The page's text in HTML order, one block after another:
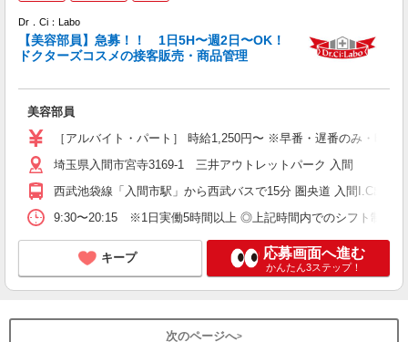
Dr．Ci：Labo
【美容部員】急募！！ 1日5H〜週2日〜OK！
ドクターズコスメの接客販売・商品管理
美容部員
［アルバイト・パート］ 時給1,250円〜 ※早番・遅番のみ・時
埼玉県入間市宮寺3169-1 三井アウトレットパーク 入間
西武池袋線「入間市駅」から西武バスで15分 圏央道 入間I.C出口
9:30〜20:15 ※1日実働5時間以上 ◎上記時間内でのシフト制 ◎1
キープ 応募画面へ進む
かんたん3ステップ！
次のページへ